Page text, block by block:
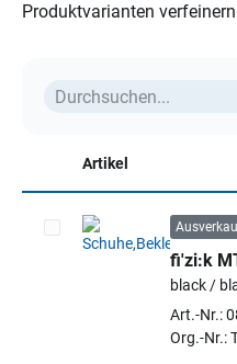
Produktvarianten
Artikel
Artikel auswählen
fi'zi:k
black /
Art.-Nr.:
Org.-Nr.: